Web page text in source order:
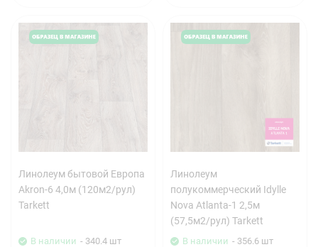
Линолеум бытовой Европа
Akron-6 4,0м (120м2/рул)
Tarkett
В наличии - 340.4 шт
Линолеум
полукоммерческий Idylle
Nova Atlanta-1 2,5м
(57,5м2/рул) Tarkett
В наличии - 356.6 шт